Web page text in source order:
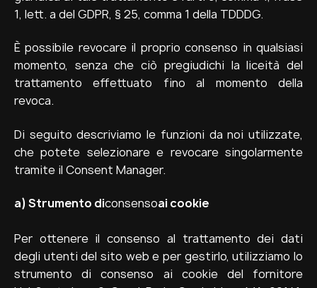
1, lett. a del GDPR, § 25, comma 1 della TDDDG.
È possibile revocare il proprio consenso in qualsiasi
momento, senza che ciò pregiudichi la liceità del
trattamento effettuato fino al momento della
revoca.
Di seguito descriviamo le funzioni da noi utilizzate,
che potete selezionare e revocare singolarmente
tramite il Consent Manager.
a) Strumento diconsensoai cookie
Per ottenere il consenso al trattamento dei dati
degli utenti del sito web e per gestirlo, utilizziamo lo
strumento di consenso ai cookie del fornitore